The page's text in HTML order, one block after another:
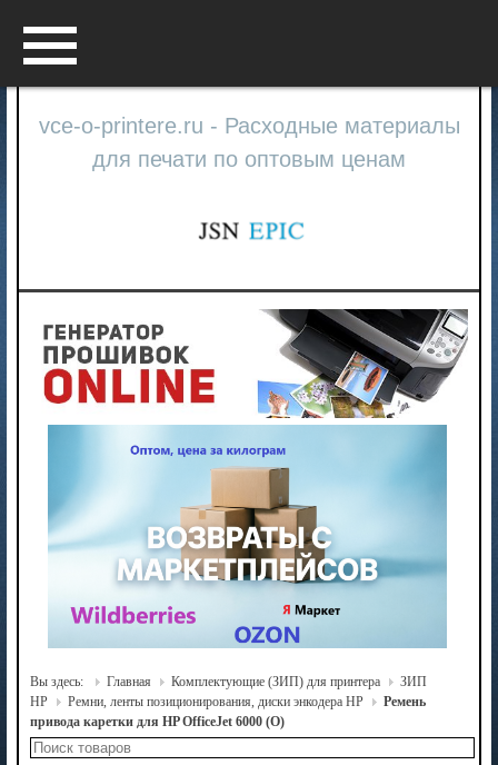
vce-o-printere.ru - Расходные материалы
для печати по оптовым ценам
Вы здесь: Главная Комплектующие (ЗИП) для принтера
ЗИП
HP
Ремни, ленты позиционирования, диски энкодера HP
Ремень
привода каретки для HP OfficeJet 6000 (О)